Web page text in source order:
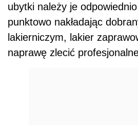
ubytki należy je
punktowo nakładając
lakierniczym, lakier
naprawę zlecić